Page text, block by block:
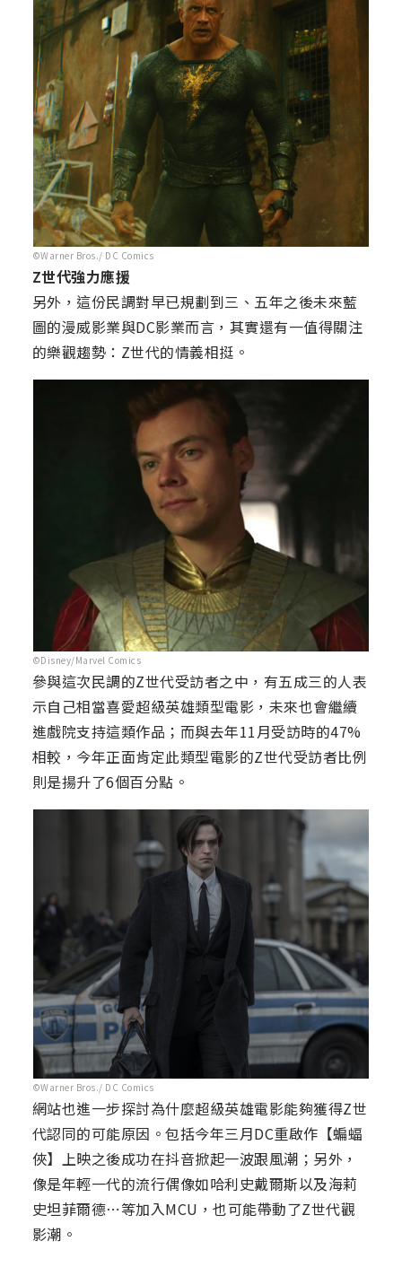
©Warner Bros./ DC Comics
Z世代強力應援
另外，這份民調對早已規劃到三、五年之後未來藍
圖的漫威影業與DC影業而言，其實還有一值得關注
的樂觀趨勢：Z世代的情義相挺。
©Disney/Marvel Comics
參與這次民調的Z世代受訪者之中，有五成三的人表
示自己相當喜愛超級英雄類型電影，未來也會繼續
進戲院支持這類作品；而與去年11月受訪時的47%
相較，今年正面肯定此類型電影的Z世代受訪者比例
則是揚升了6個百分點。
©Warner Bros./ DC Comics
網站也進一步探討為什麼超級英雄電影能夠獲得Z世
代認同的可能原因。包括今年三月DC重啟作【蝙蝠
俠】上映之後成功在抖音掀起一波跟風潮；另外，
像是年輕一代的流行偶像如哈利史戴爾斯以及海莉
史坦菲爾德⋯等加入MCU，也可能帶動了Z世代觀
影潮。